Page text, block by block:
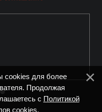
cookies для более
Продолжая
с Политикой
cookies.